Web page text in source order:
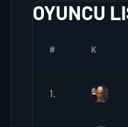
OYUNCU
# K
1.